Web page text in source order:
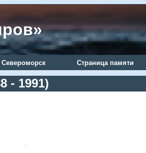
Североморск Страница памяти
- 1991)